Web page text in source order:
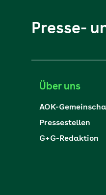
Presse-
Über uns
AOK-
Pressestellen
G+G-Redaktion